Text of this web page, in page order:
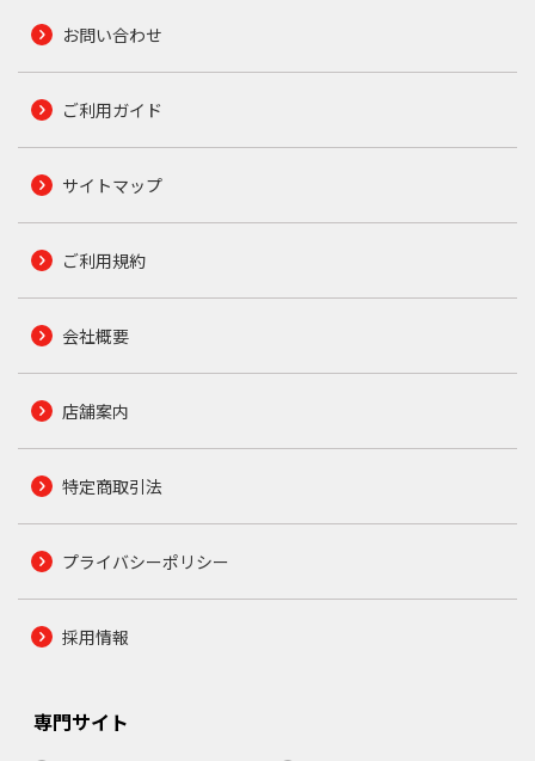
お問い合わせ
ご利用ガイド
サイトマップ
ご利用規約
会社概要
店舗案内
特定商取引法
プライバシーポリシー
採用情報
専門サイト